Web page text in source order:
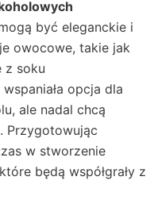
być eleganckie i
owocowe, takie jak
z soku
opcja dla
ale nadal chcą
Przygotowując
w stworzenie
będą współgrały z